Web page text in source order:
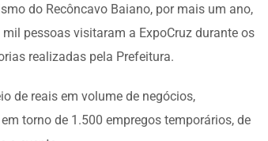
do Recôncavo Baiano, por mais um ano,
pessoas visitaram a ExpoCruz durante os
realizadas pela Prefeitura.
de reais em volume de negócios,
torno de 1.500 empregos temporários, de